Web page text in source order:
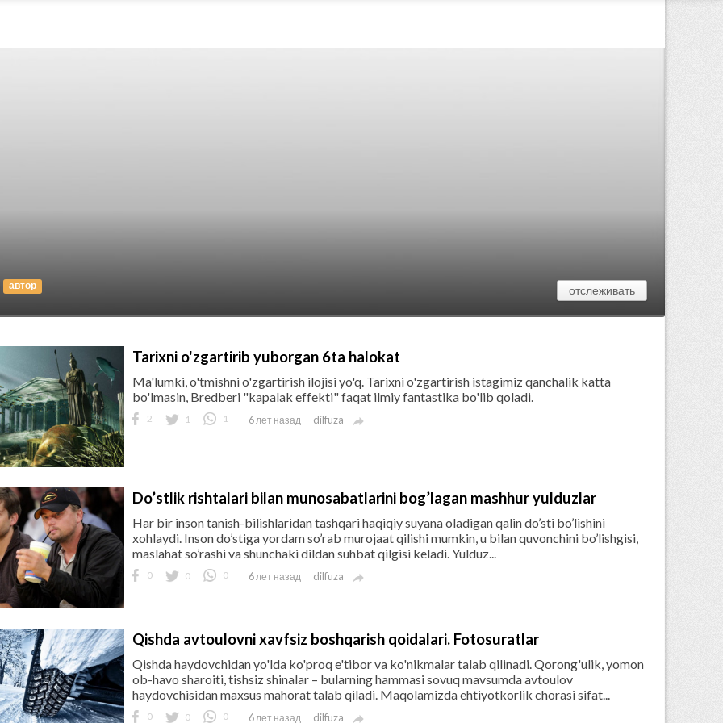
автор отслеживать
Tarixni o'zgartirib yuborgan 6ta halokat
Ma'lumki, o'tmishni o'zgartirish ilojisi yo'q. Tarixni o'zgartirish istagimiz qanchalik katta
bo'lmasin, Bredberi "kapalak effekti" faqat ilmiy fantastika bo'lib qoladi.
2 1 1 6 лет назад dilfuza 
Do’stlik rishtalari bilan munosabatlarini bog’lagan mashhur yulduzlar
Har bir inson tanish-bilishlaridan tashqari haqiqiy suyana oladigan qalin do’sti bo’lishini
xohlaydi. Inson do’stiga yordam so’rab murojaat qilishi mumkin, u bilan quvonchini bo’lishgisi,
maslahat so’rashi va shunchaki dildan suhbat qilgisi keladi. Yulduz...
0 0 0 6 лет назад dilfuza 
Qishda avtoulovni xavfsiz boshqarish qoidalari. Fotosuratlar
Qishda haydovchidan yo'lda ko'proq e'tibor va ko'nikmalar talab qilinadi. Qorong'ulik, yomon
ob-havo sharoiti, tishsiz shinalar – bularning hammasi sovuq mavsumda avtoulov
haydovchisidan maxsus mahorat talab qiladi. Maqolamizda ehtiyotkorlik chorasi sifat...
0 0 0 6 лет назад dilfuza 